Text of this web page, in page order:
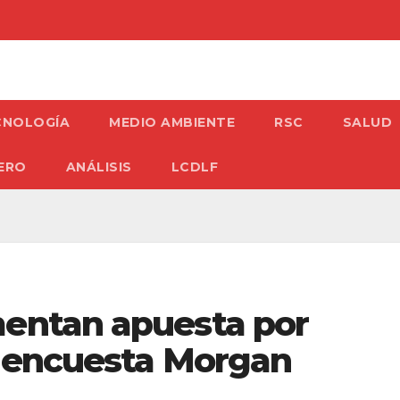
MEDIO AMBIENTE RSC SALUD
ANÁLISIS LCDLF
apuesta por
Morgan